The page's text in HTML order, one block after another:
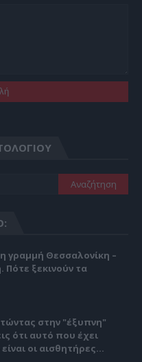
γραμμή Θεσσαλονίκη –
Πότε ξεκινούν τα
στην "έξυπνη"
ότι αυτό που έχει
οι αισθητήρες...